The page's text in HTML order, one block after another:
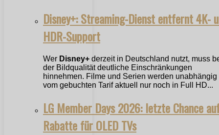
Disney+: Streaming-Dienst entfernt 4K-
HDR-Support
Wer Disney+ derzeit in Deutschland nutzt, muss
der Bildqualität deutliche Einschränkungen
hinnehmen. Filme und Serien werden unabhängig
vom gebuchten Tarif aktuell nur noch in Full HD...
LG Member Days 2026: letzte Chance
Rabatte für OLED TVs